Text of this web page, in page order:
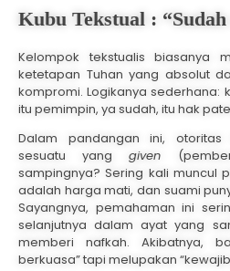
Kubu Tekstual :
Kelompok tekstualis biasanya
ketetapan Tuhan yang absolut
kompromi. Logikanya sederhana:
itu pemimpin, ya sudah, itu hak
Dalam pandangan ini,
sesuatu yanggiven
sampingnya? Sering kali muncul
adalah harga mati, dan suami
Sayangnya, pemahaman ini
selanjutnya dalam ayat yang
memberi nafkah. Akibatnya,
berkuasa” tapi melupakan